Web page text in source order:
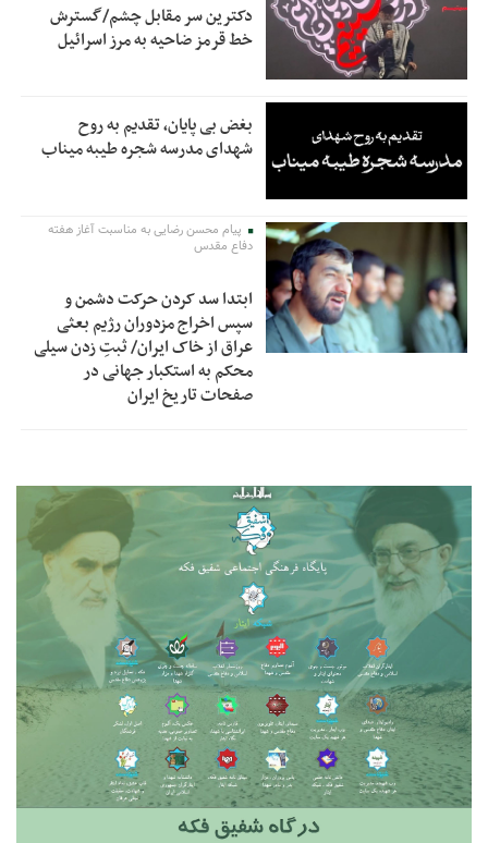
دکترین سر مقابل چشم/گسترش
خط قرمز ضاحیه به مرز اسرائیل
بغض بی پایان، تقدیم به روح
شهدای مدرسه شجره طیبه میناب
پیام محسن رضایی به مناسبت آغاز هفته
دفاع مقدس
ابتدا سد کردن حرکت دشمن و
سپس اخراج مزدوران رژیم بعثی
عراق از خاک ایران/ ثبتِ زدن سیلی
محکم به استکبار جهانی در
صفحات تاریخ ایران